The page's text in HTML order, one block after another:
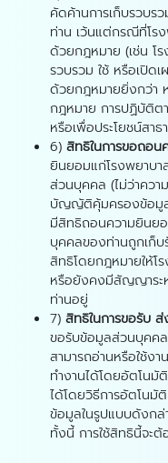
คัดค้านการเก็บรวบร
ท่าน เว้นแต่กรณีที่โร
ด้วยกฎหมาย (เช่น โร
รวบรวม ใช้ หรือเปิ
ด้วยกฎหมายยิ่งกว่า
กฎหมาย การปฏิบัติต
หรือเพื่อประโยชน์สา
6) สิทธิในการขอถอ
ยินยอมแก่โรงพยาบา
ส่วนบุคคล (ไม่ว่าควา
บัญญัติคุ้มครองข้อมู
มีสิทธิถอนความยินยอ
บุคคลของท่านถูกเก็บ
สิทธิโดยกฎหมายให้โ
หรือยังคงมีสัญญาระห
ท่านอยู่
7) สิทธิในการขอรับ
ขอรับข้อมูลส่วนบุคค
สามารถอ่านหรือใช้ง
ทำงานได้โดยอัตโนมั
ได้โดยวิธีการอัตโนมั
ข้อมูลในรูปแบบดังก
ทั้งนี้ การใช้สิทธินี้จะ